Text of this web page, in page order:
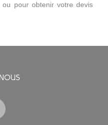
ou pour obtenir votre devis